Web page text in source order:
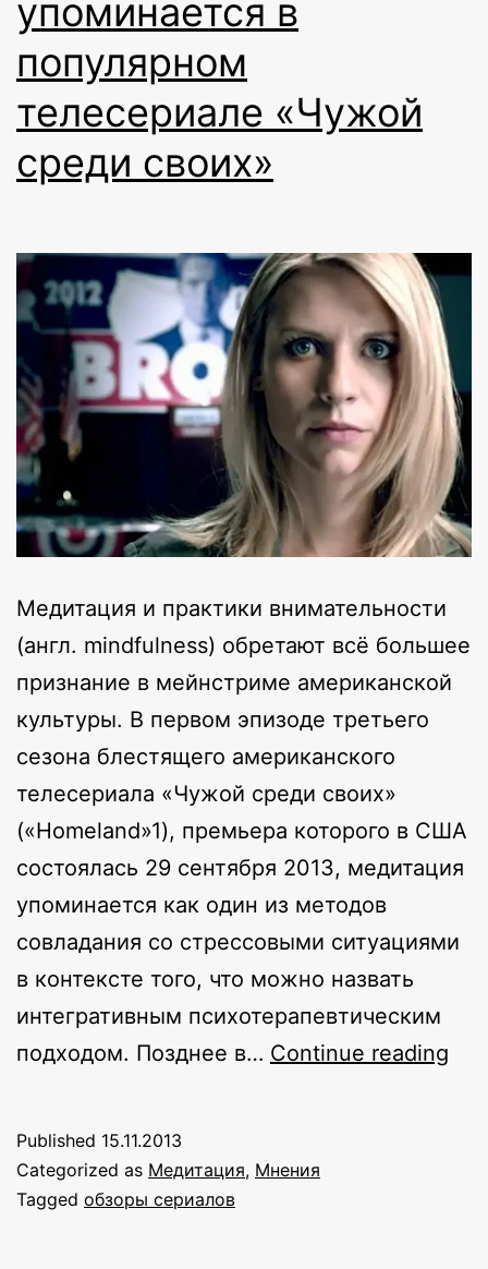
упоминается в
популярном
телесериале «Чужой
среди своих»
Медитация и практики внимательности
(англ. mindfulness) обретают всё большее
признание в мейнстриме американской
культуры. В первом эпизоде третьего
сезона блестящего американского
телесериала «Чужой среди своих»
(«Homeland»1), премьера которого в США
состоялась 29 сентября 2013, медитация
упоминается как один из методов
совладания со стрессовыми ситуациями
в контексте того, что можно назвать
интегративным психотерапевтическим
подходом. Позднее в… Continue reading
Published 15.11.2013
Categorized as Медитация, Мнения
Tagged обзоры сериалов